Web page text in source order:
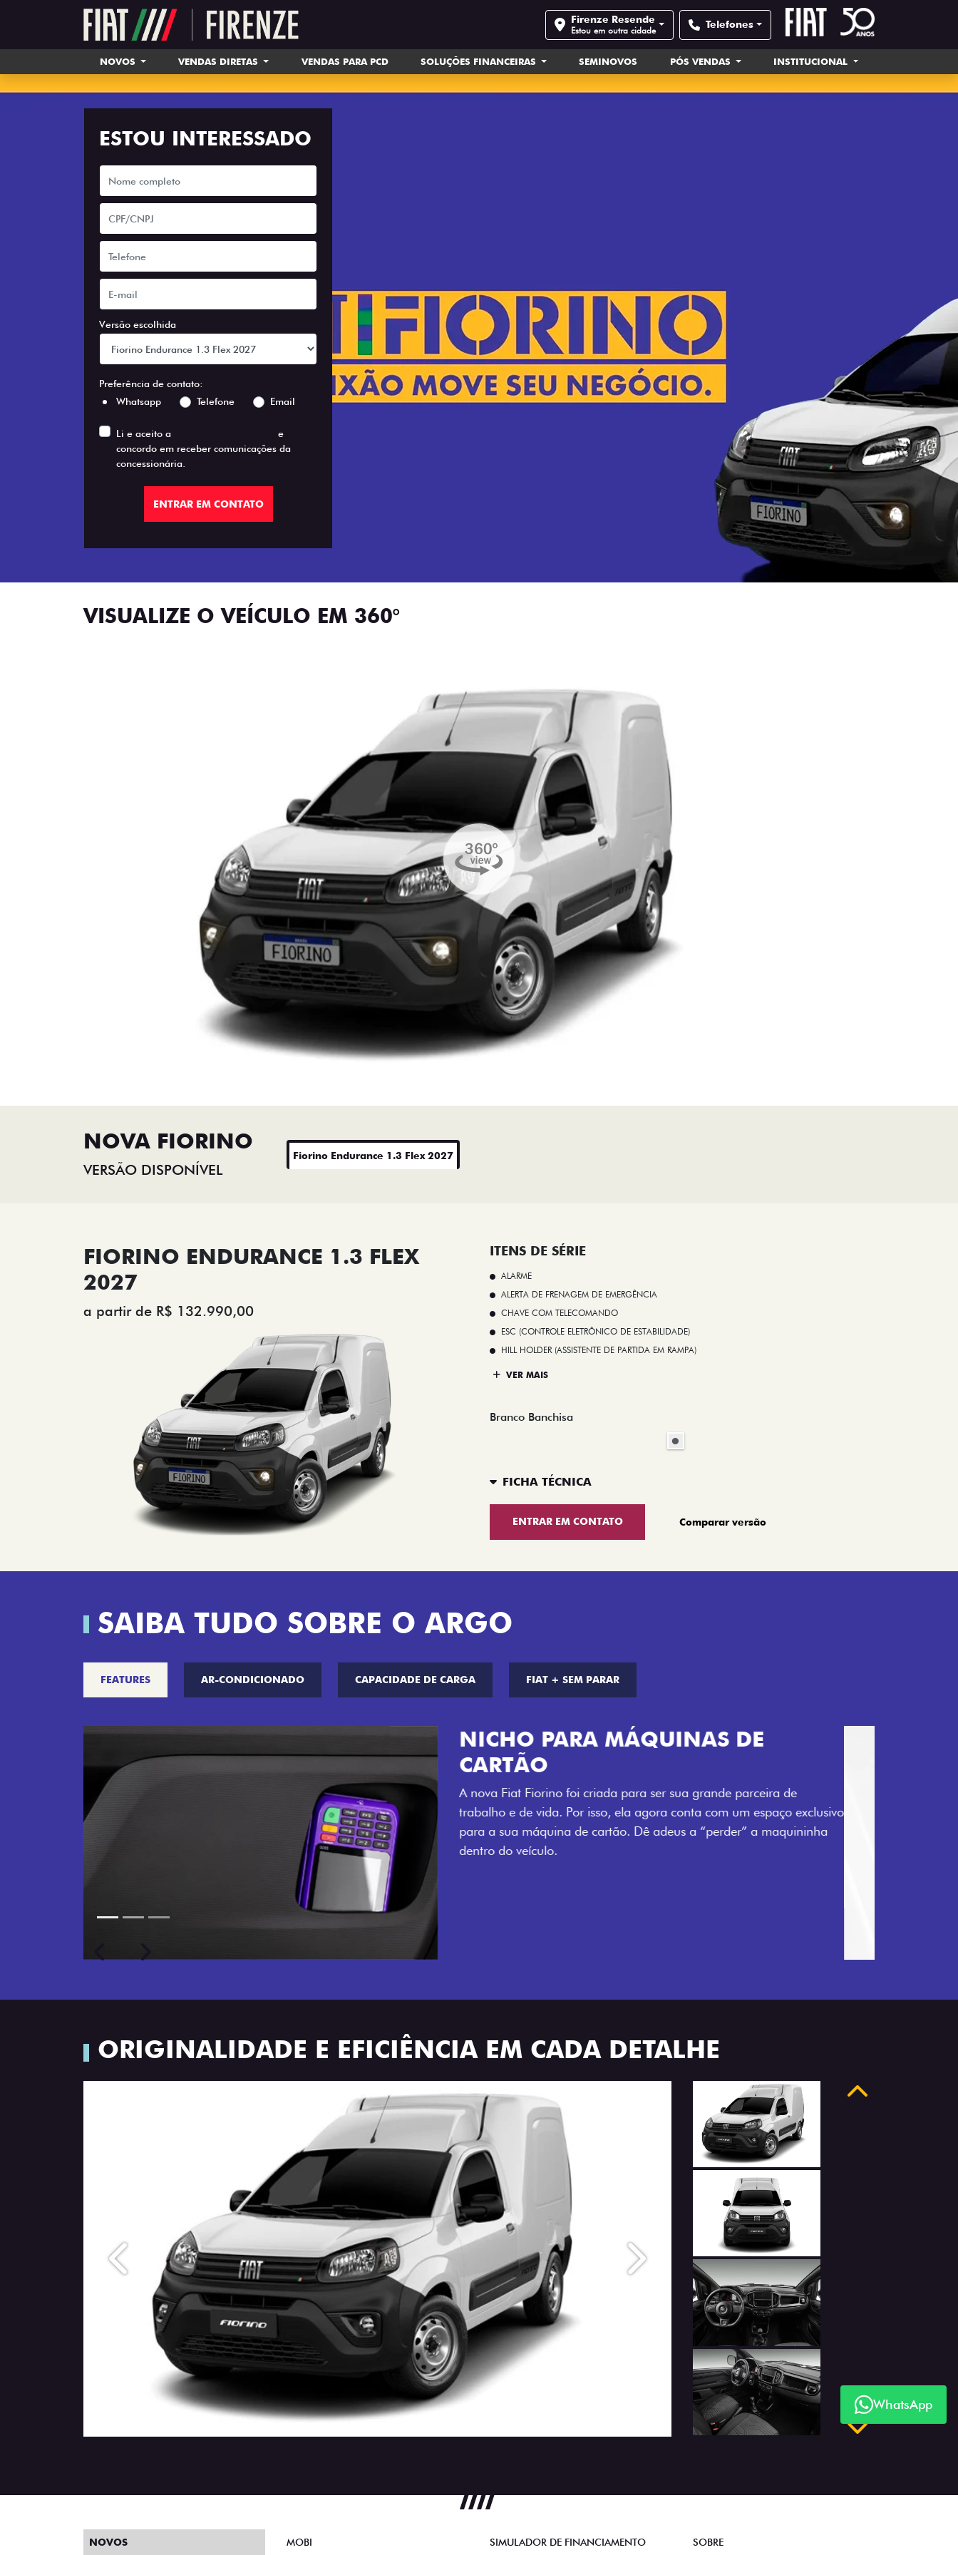
Firenze Resende
Estou em outra cidade Telefones
NOVOS VENDAS DIRETAS VENDAS PARA PCD SOLUÇÕES FINANCEIRAS SEMINOVOS PÓS VENDAS INSTITUCIONAL
ESTOU INTERESSADO
Versão escolhida
Preferência de contato:
Whatsapp
Telefone Email
Li e aceito a
e
concordo em receber comunicações da
concessionária.
ENTRAR EM CONTATO
VISUALIZE O VEÍCULO EM 360°
NOVA FIORINO
VERSÃO DISPONÍVEL
Fiorino Endurance 1.3 Flex 2027
FIORINO ENDURANCE 1.3 FLEX
2027
a partir de R$ 132.990,00
ITENS DE SÉRIE
ALARME
ALERTA DE FRENAGEM DE EMERGÊNCIA
CHAVE COM TELECOMANDO
ESC (CONTROLE ELETRÔNICO DE ESTABILIDADE)
HILL HOLDER (ASSISTENTE DE PARTIDA EM RAMPA)
VER MAIS
Branco Banchisa
FICHA TÉCNICA
ENTRAR EM CONTATO Comparar versão
SAIBA TUDO SOBRE O ARGO
FEATURES AR-CONDICIONADO CAPACIDADE DE CARGA FIAT + SEM PARAR
CHAVE COM TELECOMANDO
Agora, a chave da sua nova Fiorino pode abrir o veículo também à
distância, e não mais somente pela fechadura. São detalhes como
esse que trazem ainda mais fluidez para o seu dia de trabalho.
Porta-luvas com iluminação
ORIGINALIDADE E EFICIÊNCIA EM CADA DETALHE
Anterior Próximo
Anterior
WhatsApp
NOVOS MOBI SIMULADOR DE FINANCIAMENTO SOBRE